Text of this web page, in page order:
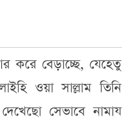
করে বেড়াচ্ছে, যেহেতু
ওয়া সাল্লাম তিনি
সেভাবে নামায